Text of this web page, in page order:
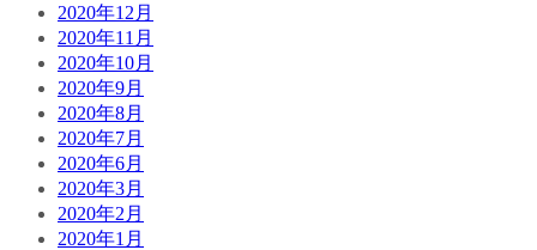
2020年12月
2020年11月
2020年10月
2020年9月
2020年8月
2020年7月
2020年6月
2020年3月
2020年2月
2020年1月